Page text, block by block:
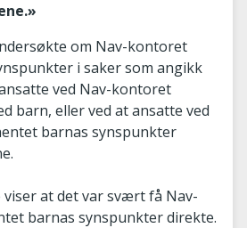
om Nav-kontoret
i saker som angikk
ved Nav-kontoret
barn, eller ved at ansatte ved
barnas synspunkter
at det var svært få Nav-
barnas synspunkter direkte.